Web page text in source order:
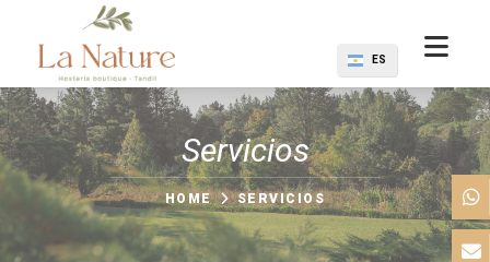
ES
Servicios
HOME SERVICIOS